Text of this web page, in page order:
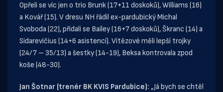
Opřeli se víc jen o trio Brunk (17+11 doskoků), Williams (16)
a Kovář (15). V dresu NH řádil ex-pardubický Michal
Svoboda (22), přidali se Bailey (16+7 doskoků), Škranc (14) a
Sidarevičius (14+6 asistencí). Vítězové měli lepší trojky
(24/7 – 35/13) a šestky (14-19), Beksa kontrovala zpod
koše (48-30).
Jan Šotnar (trenér BK KVIS Pardubice): „Já bych se chtěl